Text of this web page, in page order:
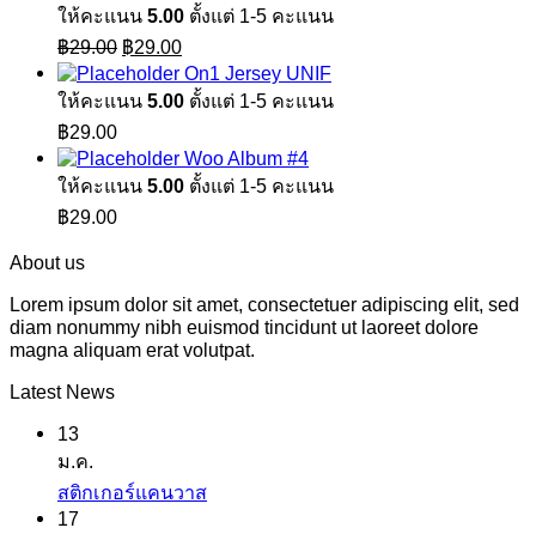
ให้คะแนน 5.00 ตั้งแต่ 1-5 คะแนน
฿29.00 Original
price
was:
฿29.00.
฿29.00Current
price
is:
฿29.00.
On1 Jersey UNIF
ให้คะแนน 5.00 ตั้งแต่ 1-5 คะแนน
฿29.00
Woo Album #4
ให้คะแนน 5.00 ตั้งแต่ 1-5 คะแนน
฿29.00
About us
Lorem ipsum dolor sit amet, consectetuer adipiscing elit, sed
diam nonummy nibh euismod tincidunt ut laoreet dolore
magna aliquam erat volutpat.
Latest News
13
ม.ค.
สติกเกอร์แคนวาสไม่มี
17